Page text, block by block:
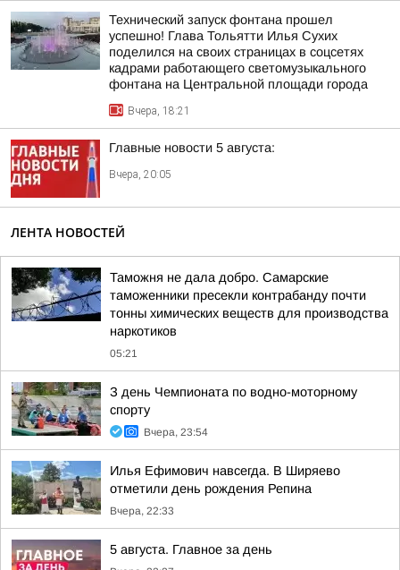
Технический запуск фонтана прошел
успешно! Глава Тольятти Илья Сухих
поделился на своих страницах в соцсетях
кадрами работающего светомузыкального
фонтана на Центральной площади города
Вчера, 18:21
Главные новости 5 августа:
Вчера, 20:05
ЛЕНТА НОВОСТЕЙ
Таможня не дала добро. Самарские
таможенники пресекли контрабанду почти
тонны химических веществ для производства
наркотиков
05:21
З день Чемпионата по водно-моторному
спорту
Вчера, 23:54
Илья Ефимович навсегда. В Ширяево
отметили день рождения Репина
Вчера, 22:33
5 августа. Главное за день